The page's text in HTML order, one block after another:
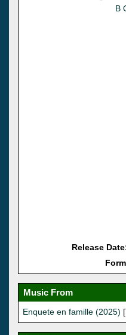
B
Release
Music From
Enquete en famille (2025)